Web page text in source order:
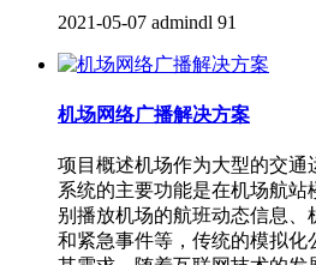
2021-05-07 admindl 91
机场网络广播解决方案
项目概述机场作为大型的交通
系统的主要功能是在机场航站
别播放机场的航班动态信息
和紧急事件等，传统的模拟化